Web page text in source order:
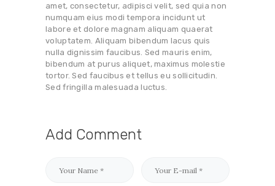
amet, consectetur, adipisci velit, sed quia non
numquam eius modi tempora incidunt ut
labore et dolore magnam aliquam quaerat
voluptatem. Aliquam bibendum lacus quis
nulla dignissim faucibus. Sed mauris enim,
bibendum at purus aliquet, maximus molestie
tortor. Sed faucibus et tellus eu sollicitudin.
Sed fringilla malesuada luctus.
Add Comment